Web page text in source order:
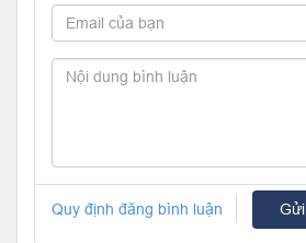
Quy định đăng bình luận Gửi